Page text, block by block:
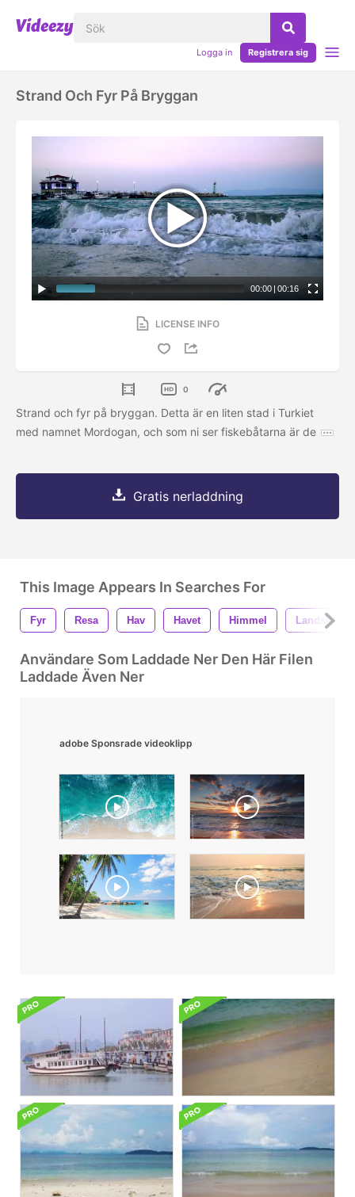
Logga in Registrera sig
Strand Och Fyr På Bryggan
00:00 | 00:16
LICENSE INFO
0
Strand och fyr på bryggan. Detta är en liten stad i Turkiet
med namnet Mordogan, och som ni ser fiskebåtarna är de
Gratis nerladdning
This Image Appears In Searches For
Fyr Resa Hav Havet Himmel Landskap
Användare Som Laddade Ner Den Här Filen
Laddade Även Ner
adobe Sponsrade videoklipp